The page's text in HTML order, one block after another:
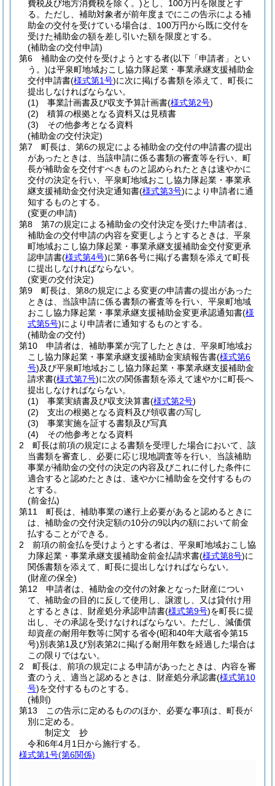
費税及び地方消費税を除く。)とし、100万円を限度とす
る。ただし、補助対象者が前年度までにこの告示による補
助金の交付を受けている場合は、100万円から既に交付を
受けた補助金の額を差し引いた額を限度とする。
(補助金の交付申請)
第6 補助金の交付を受けようとする者(以下「申請者」とい
う。)は平泉町地域おこし協力隊起業・事業承継支援補助金
交付申請書(様式第1号)に次に掲げる書類を添えて、町長に
提出しなければならない。
(1) 事業計画書及び収支予算計画書(様式第2号)
(2) 積算の根拠となる資料又は見積書
(3) その他参考となる資料
(補助金の交付決定)
第7 町長は、第6の規定による補助金の交付の申請書の提出
があったときは、当該申請に係る書類の審査等を行い、町
長が補助金を交付すべきものと認められたときは速やかに
交付の決定を行い、平泉町地域おこし協力隊起業・事業承
継支援補助金交付決定通知書(様式第3号)により申請者に通
知するものとする。
(変更の申請)
第8 第7の規定による補助金の交付決定を受けた申請者は、
補助金の交付申請の内容を変更しようとするときは、平泉
町地域おこし協力隊起業・事業承継支援補助金交付変更承
認申請書(様式第4号)に第6各号に掲げる書類を添えて町長
に提出しなければならない。
(変更の交付決定)
第9 町長は、第8の規定による変更の申請書の提出があった
ときは、当該申請に係る書類の審査等を行い、平泉町地域
おこし協力隊起業・事業承継支援補助金変更承認通知書(様
式第5号)により申請者に通知するものとする。
(補助金の交付)
第10 申請者は、補助事業が完了したときは、平泉町地域お
こし協力隊起業・事業承継支援補助金実績報告書(様式第6
号)及び平泉町地域おこし協力隊起業・事業承継支援補助金
請求書(様式第7号)に次の関係書類を添えて速やかに町長へ
提出しなければならない。
(1) 事業実績書及び収支決算書(様式第2号)
(2) 支出の根拠となる資料及び領収書の写し
(3) 事業実施を証する書類及び写真
(4) その他参考となる資料
2 町長は前項の規定による書類を受理した場合において、該
当書類を審査し、必要に応じ現地調査等を行い、当該補助
事業が補助金の交付の決定の内容及びこれに付した条件に
適合すると認めたときは、速やかに補助金を交付するもの
とする。
(前金払)
第11 町長は、補助事業の遂行上必要があると認めるときに
は、補助金の交付決定額の10分の9以内の額において前金
払することができる。
2 前項の前金払を受けようとする者は、平泉町地域おこし協
力隊起業・事業承継支援補助金前金払請求書(様式第8号)に
関係書類を添えて、町長に提出しなければならない。
(財産の保全)
第12 申請者は、補助金の交付の対象となった財産につい
て、補助金の目的に反して使用し、譲渡し、又は貸付け用
とするときは、財産処分承認申請書(様式第9号)を町長に提
出し、その承認を受けなければならない。ただし、減価償
却資産の耐用年数等に関する省令(昭和40年大蔵省令第15
号)別表第1及び別表第2に掲げる耐用年数を経過した場合は
この限りではない。
2 町長は、前項の規定による申請があったときは、内容を審
査のうえ、適当と認めるときは、財産処分承認書(様式第10
号)を交付するものとする。
(補則)
第13 この告示に定めるもののほか、必要な事項は、町長が
別に定める。
制定文 抄
令和6年4月1日から施行する。
様式第1号(第6関係)